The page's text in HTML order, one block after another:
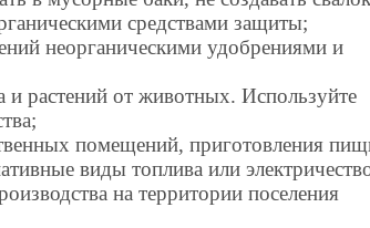
средствами защиты;
неорганическими удобрениями и
и растений от животных. Используйте
помещений, приготовления
виды топлива или
на территории поселения